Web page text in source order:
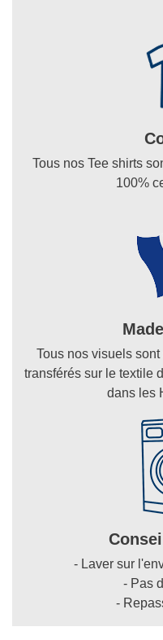
Tous nos Tee shirts
100%
Tous nos visuels
transférés sur le textile
dans les
- Laver sur
- Pas
-